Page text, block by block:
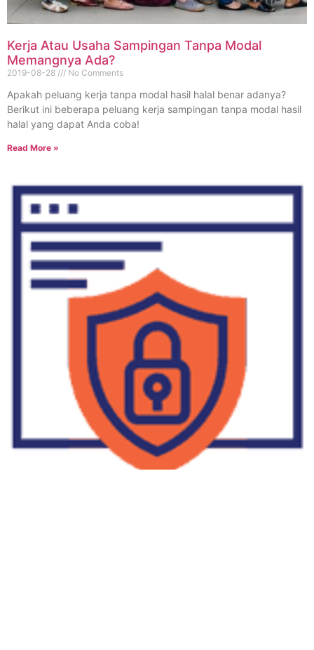
Kerja Atau Usaha Sampingan Tanpa Modal
Memangnya Ada?
2019-08-28 No Comments
Apakah peluang kerja tanpa modal hasil halal benar adanya?
Berikut ini beberapa peluang kerja sampingan tanpa modal hasil
halal yang dapat Anda coba!
Read More »